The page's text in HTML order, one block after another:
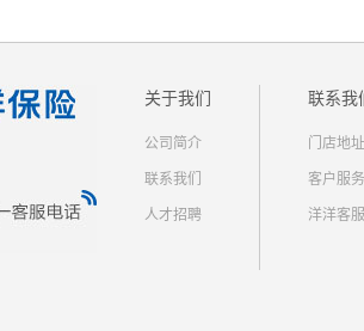
关于我们
公司简介
联系我们
人才招聘
联系我
门店地址
客户服务
洋洋客服